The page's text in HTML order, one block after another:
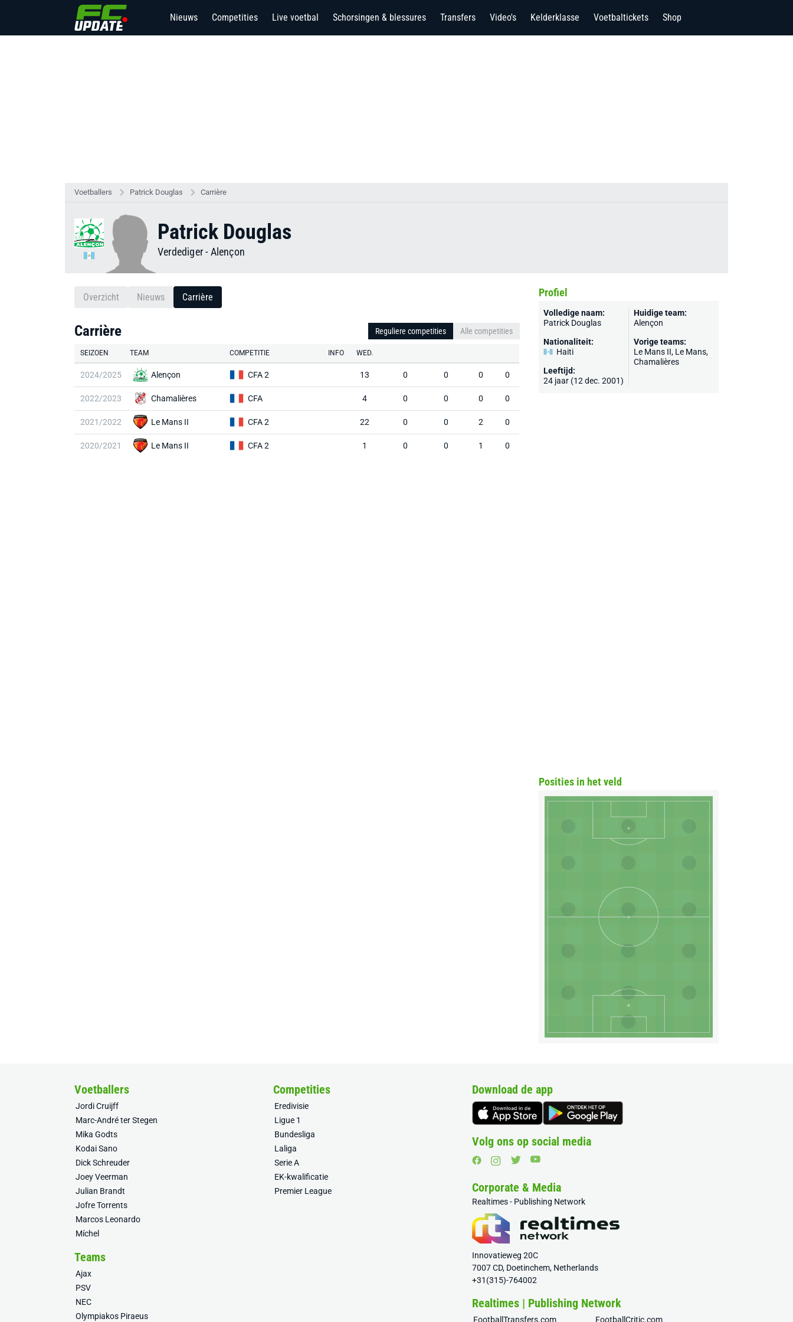
Nieuws Competities Live voetbal Schorsingen & blessures Transfers Video's Kelderklasse Voetbaltickets Shop
Voetballers Patrick Douglas Carrière
Patrick Douglas
Verdediger- Alençon
Overzicht Nieuws Carrière
Carrière Reguliere competities Alle competities
SEIZOEN TEAM COMPETITIE INFO WED.
2024/2025 Alençon CFA 2 13 0 0 0 0
2022/2023 Chamalières CFA 4 0 0 0 0
2021/2022 Le Mans II CFA 2 22 0 0 2 0
2020/2021 Le Mans II CFA 2 1 0 0 1 0
Profiel
Volledige naam:
Patrick Douglas
Nationaliteit:
Haiti
Leeftijd:
24 jaar (12 dec. 2001)
Huidige team:
Alençon
Vorige teams:
Le Mans II, Le Mans,
Chamalières
Posities in het veld
Voetballers
Jordi Cruijff
Marc-André ter Stegen
Mika Godts
Kodai Sano
Dick Schreuder
Joey Veerman
Julian Brandt
Jofre Torrents
Marcos Leonardo
Míchel
Competities
Eredivisie
Ligue 1
Bundesliga
Laliga
Serie A
EK-kwalificatie
Premier League
Teams
Ajax
PSV
NEC
Olympiakos Piraeus
Download de app
Volg ons op social media
Corporate & Media
Realtimes - Publishing Network
Innovatieweg 20C
7007 CD, Doetinchem, Netherlands
+31(315)-764002
Realtimes | Publishing Network
FootballTransfers.com FootballCritic.com